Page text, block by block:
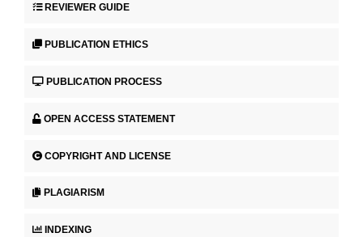
REVIEWER GUIDE
PUBLICATION ETHICS
PUBLICATION PROCESS
OPEN ACCESS STATEMENT
COPYRIGHT AND LICENSE
PLAGIARISM
INDEXING